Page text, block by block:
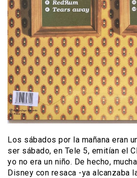
Los sábados por la mañana eran
ser sábado, en Tele 5, emitían el
yo no era un niño. De hecho,
Disney con resaca -ya alcanzaba